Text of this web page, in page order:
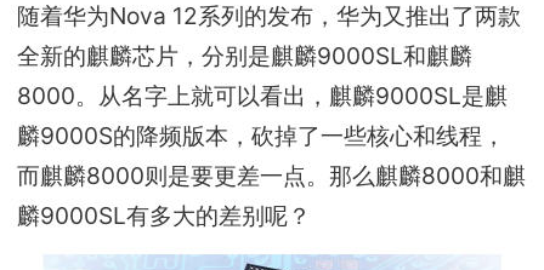
随着华为Nova 12系列的发布，华为又推出了两款
全新的麒麟芯片，分别是麒麟9000SL和麒麟
8000。从名字上就可以看出，麒麟9000SL是麒
麟9000S的降频版本，砍掉了一些核心和线程，
而麒麟8000则是要更差一点。那么麒麟8000和麒
麟9000SL有多大的差别呢？